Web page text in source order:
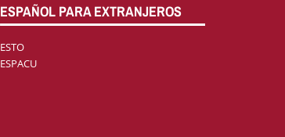
ESPAÑOL PARA EXTRANJEROS
ESTO
ESPACU